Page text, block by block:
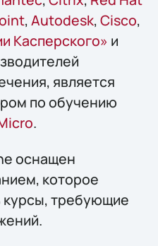
, Autodesk, Cisco,
Касперского» и
является
по обучению
.
оснащен
которое
курсы, требующие